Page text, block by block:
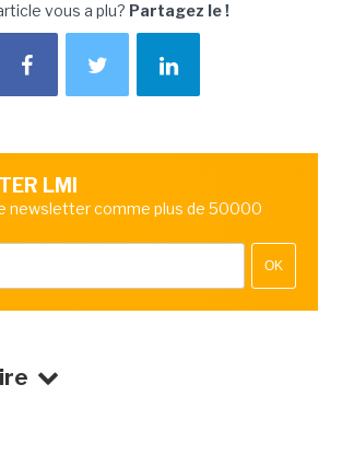
vous a plu? Partagez le !
LMI
newsletter comme plus de 50000
OK